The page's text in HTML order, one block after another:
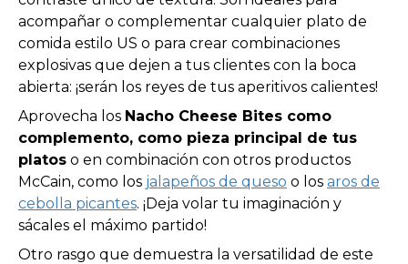
acompañar o complementar cualquier plato de
comida estilo US o para crear combinaciones
explosivas que dejen a tus clientes con la boca
abierta: ¡serán los reyes de tus aperitivos calientes!
Aprovecha los Nacho Cheese Bites como
complemento, como pieza principal de tus
platos o en combinación con otros productos
McCain, como los jalapeños de queso o los aros de
cebolla picantes. ¡Deja volar tu imaginación y
sácales el máximo partido!
Otro rasgo que demuestra la versatilidad de este